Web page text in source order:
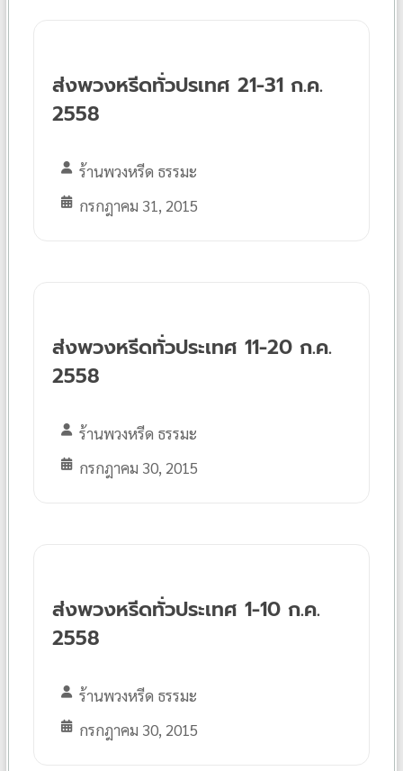
ส่งพวงหรีดทั่วปรเทศ 21-31 ก.ค.
2558
ร้านพวงหรีด ธรรมะ
กรกฎาคม 31, 2015
ส่งพวงหรีดทั่วประเทศ 11-20 ก.ค.
2558
ร้านพวงหรีด ธรรมะ
กรกฎาคม 30, 2015
ส่งพวงหรีดทั่วประเทศ 1-10 ก.ค.
2558
ร้านพวงหรีด ธรรมะ
กรกฎาคม 30, 2015